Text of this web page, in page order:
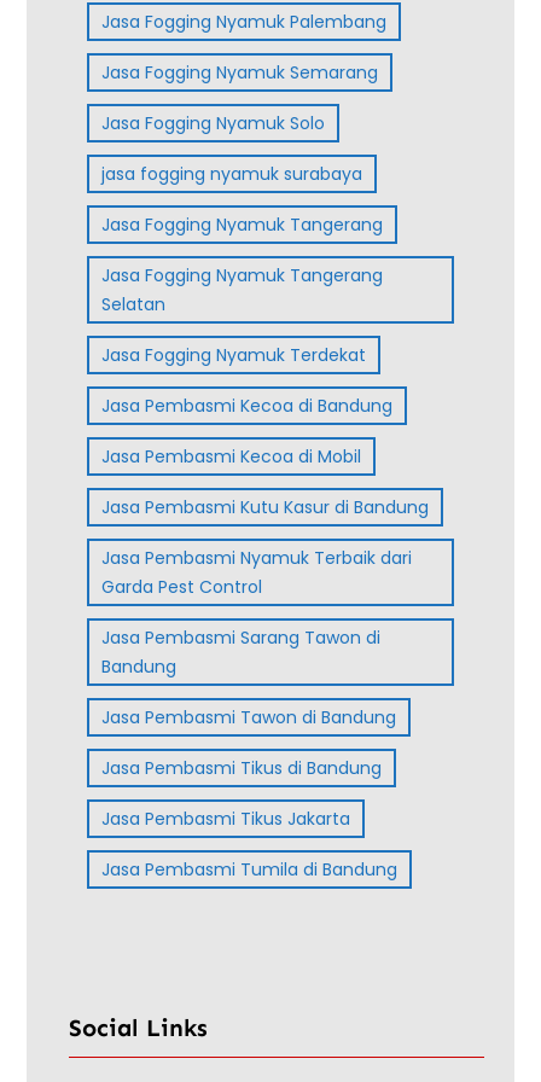
Jasa Fogging Nyamuk Palembang
Jasa Fogging Nyamuk Semarang
Jasa Fogging Nyamuk Solo
jasa fogging nyamuk surabaya
Jasa Fogging Nyamuk Tangerang
Jasa Fogging Nyamuk Tangerang
Selatan
Jasa Fogging Nyamuk Terdekat
Jasa Pembasmi Kecoa di Bandung
Jasa Pembasmi Kecoa di Mobil
Jasa Pembasmi Kutu Kasur di Bandung
Jasa Pembasmi Nyamuk Terbaik dari
Garda Pest Control
Jasa Pembasmi Sarang Tawon di
Bandung
Jasa Pembasmi Tawon di Bandung
Jasa Pembasmi Tikus di Bandung
Jasa Pembasmi Tikus Jakarta
Jasa Pembasmi Tumila di Bandung
Social Links